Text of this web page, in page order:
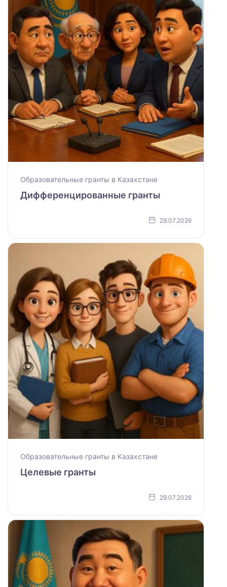
Образовательные гранты в Казахстане
Дифференцированные гранты
29.07.2026
Образовательные гранты в Казахстане
Целевые гранты
29.07.2026